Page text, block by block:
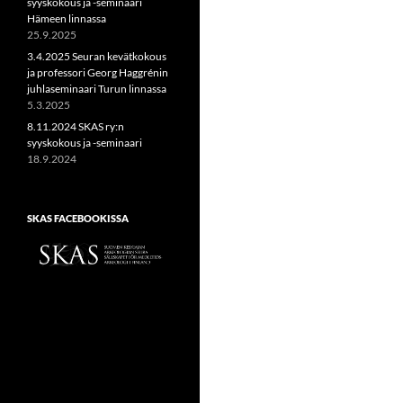
Hämeen linnassa
25.9.2025
3.4.2025 Seuran kevätkokous
ja professori Georg Haggrénin
juhlaseminaari Turun linnassa
5.3.2025
8.11.2024 SKAS ry:n
syyskokous ja -seminaari
18.9.2024
SKAS FACEBOOKISSA